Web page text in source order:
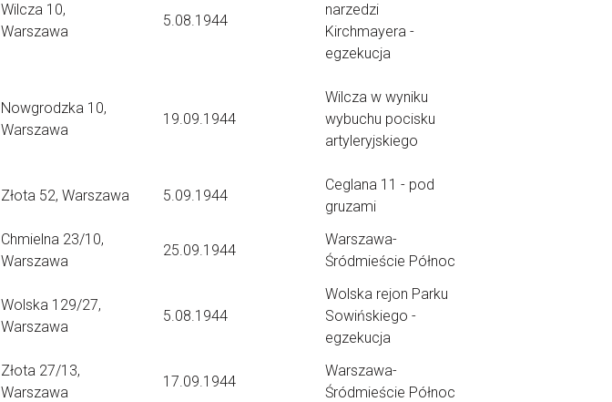
Wilcza 10,
Warszawa
5.08.1944
narzedzi
Kirchmayera -
egzekucja
Nowgrodzka 10,
Warszawa
19.09.1944
Wilcza w wyniku
wybuchu pocisku
artyleryjskiego
Złota 52, Warszawa 5.09.1944
Ceglana 11 - pod
gruzami
Chmielna 23/10,
Warszawa
25.09.1944
Warszawa-
Śródmieście Północ
Wolska 129/27,
Warszawa
5.08.1944
Wolska rejon Parku
Sowińskiego -
egzekucja
Złota 27/13,
Warszawa
17.09.1944
Warszawa-
Śródmieście Północ